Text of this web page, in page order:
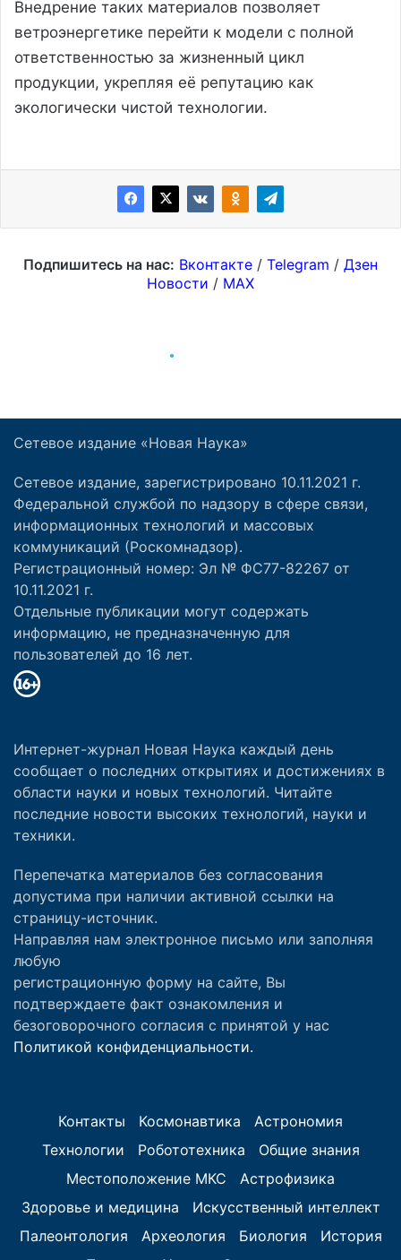
Сетевое издание «Новая Наука»
Сетевое издание, зарегистрировано 10.11.2021 г.
Федеральной службой по надзору в сфере связи,
информационных технологий и массовых
коммуникаций (Роскомнадзор).
Регистрационный номер: Эл № ФС77-82267 от
10.11.2021 г.
Отдельные публикации могут содержать
информацию, не предназначенную для
пользователей до 16 лет.
Интернет-журнал Новая Наука каждый день
сообщает о последних открытиях и достижениях в
области науки и новых технологий. Читайте
последние новости высоких технологий, науки и
техники.
Перепечатка материалов без согласования
допустима при наличии активной ссылки на
страницу-источник.
Направляя нам электронное письмо или заполняя
любую
регистрационную форму на сайте, Вы
подтверждаете факт ознакомления и
безоговорочного согласия с принятой у нас
Политикой конфиденциальности.
Контакты Космонавтика
Астрономия
Технологии
Робототехника
Общие знания
Местоположение МКС
Астрофизика
Здоровье и медицина
Искусственный интеллект
Палеонтология
Археология Биология
История